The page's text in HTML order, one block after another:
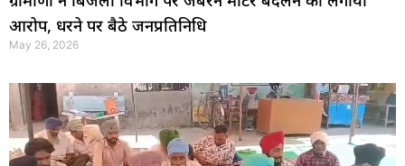
आरोप, धरने पर बैठे जनप्रतिनिधि
May 26, 2026